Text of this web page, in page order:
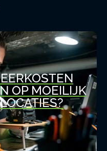
OP MOEILIJK